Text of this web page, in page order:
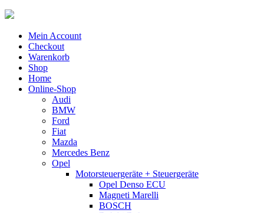
Mein Account
Checkout
Warenkorb
Shop
Home
Online-Shop
Audi
BMW
Ford
Fiat
Mazda
Mercedes Benz
Opel
Motorsteuergeräte + Steuergeräte
Opel Denso ECU
Magneti Marelli
BOSCH